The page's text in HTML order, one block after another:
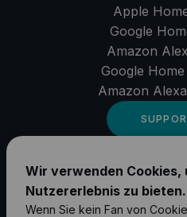
Apple
Google
Amazon
Google
Amazon
Wir verwenden Cookies,
Nutzererlebnis zu bieten.
Wenn Sie kein Fan von